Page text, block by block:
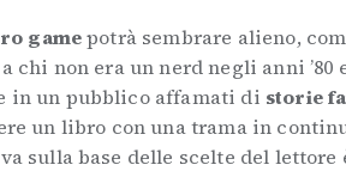
gamepotrà sembrare alieno,
chi non era un nerd negli anni ’80
in un pubblico affamati di storie
un libro con una trama in
sulla base delle scelte del